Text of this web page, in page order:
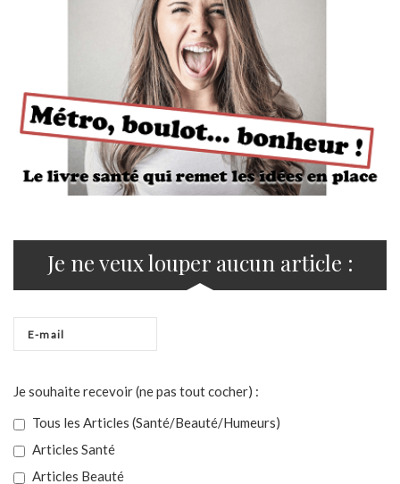
Je ne veux louper aucun article :
Je souhaite recevoir (ne pas tout cocher) :
Tous les Articles (Santé/Beauté/Humeurs)
Articles Santé
Articles Beauté